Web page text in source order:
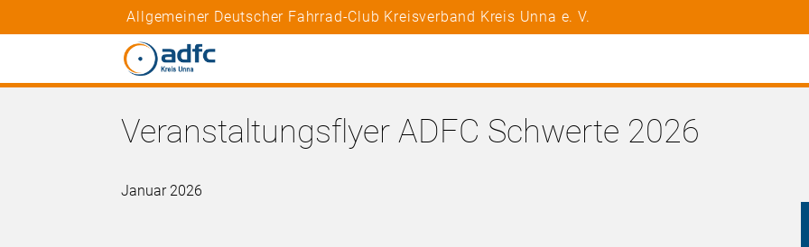
Allgemeiner Deutscher Fahrrad-Club Kreisverband Kreis Unna e. V.
Veranstaltungsflyer ADFC Schwerte 2026
Januar 2026